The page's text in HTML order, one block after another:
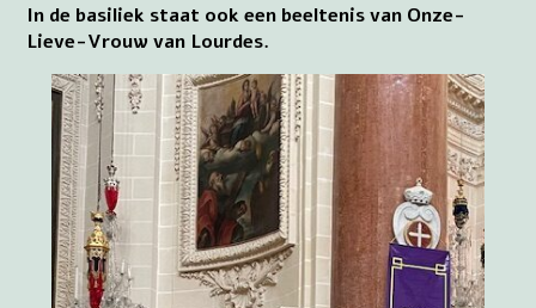
In de basiliek staat ook een beeltenis van Onze-
Lieve-Vrouw van Lourdes.